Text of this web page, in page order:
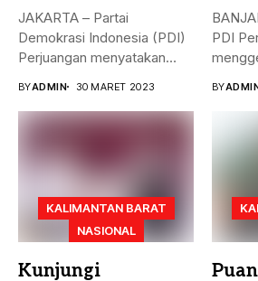
JAKARTA – Partai
Demokrasi Indonesia (PDI)
Perjuangan menyatakan
BYADMIN 30 MARET 2023
PDI
BY
KALIMANTAN BARAT
NASIONAL
Kunjungi